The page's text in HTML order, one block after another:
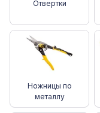
Отвертки
Ножницы по
металлу